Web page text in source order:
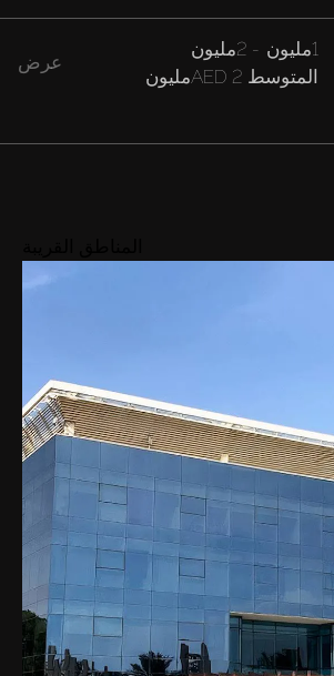
1مليون -
المتوسط
عرض